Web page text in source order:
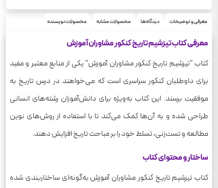
نوع جلد
شومیز
سری
قطع
درس
معرفی و توضیحات دیدگاه‌ها محصولات مشابه محصولات نویسنده
معرفی کتاب تیزشیم تاریخ کنکور مشاوران آموزش
کتاب "تیزشیم تاریخ کنکور مشاوران آموزش" یکی از منابع معتبر و مفید
برای داوطلبان کنکور سراسری است که می‌خواهند در درس تاریخ به
موفقیت برسند. این کتاب به‌ویژه برای دانش‌آموزان رشته‌های انسانی
طراحی شده و به آن‌ها کمک می‌کند تا با استفاده از روش‌های نوین
مطالعه و تست‌زنی، تسلط خود را بر مباحث تاریخ افزایش دهند.
ساختار و محتوای کتاب
کتاب تیزشیم تاریخ کنکور مشاوران آموزش به‌گونه‌ای ساختاربندی شده